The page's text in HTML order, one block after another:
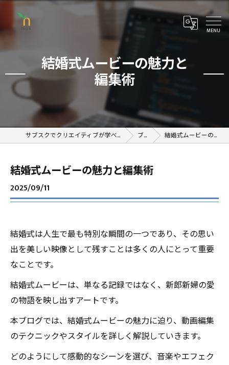
結婚式ムービーの魅力と
編集術
サブスクでクリエイティブが学べるオンラインスクール ブログ 結婚式ムービーの魅力と編集術
結婚式ムービーの魅力と編集術
2025/09/11
結婚式は人生で最も特別な瞬間の一つであり、その思い
出を美しい映像として残すことは多くの人にとって重要
なことです。
結婚式ムービーは、単なる記録ではなく、新郎新婦の愛
の物語を映し出すアートです。
本ブログでは、結婚式ムービーの魅力に迫り、動画編集
のテクニックやスタイルを詳しく解説していきます。
どのようにして感動的なシーンを選び、音楽やエフェク